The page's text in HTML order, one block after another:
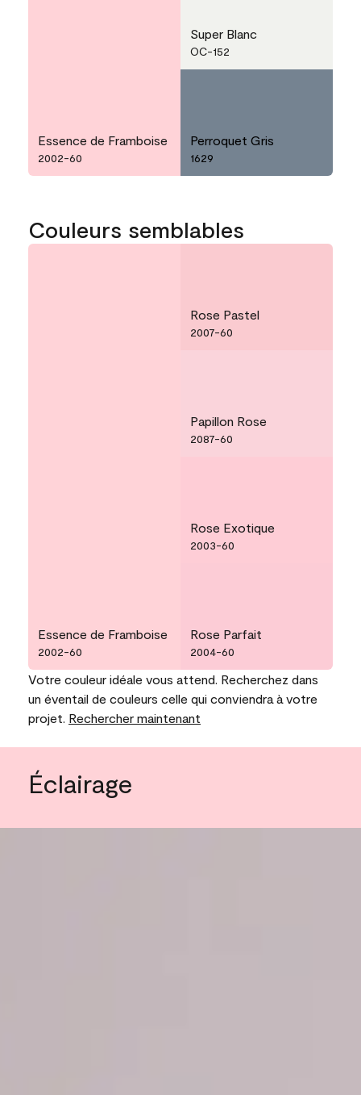
Essence de Framboise
2002-60
Super Blanc
OC-152
Perroquet Gris
1629
Couleurs semblables
Essence de Framboise
2002-60
Rose Pastel
2007-60
Papillon Rose
2087-60
Rose Exotique
2003-60
Rose Parfait
2004-60
Votre couleur idéale vous attend. Recherchez dans
un éventail de couleurs celle qui conviendra à votre
projet. Rechercher maintenant
Éclairage